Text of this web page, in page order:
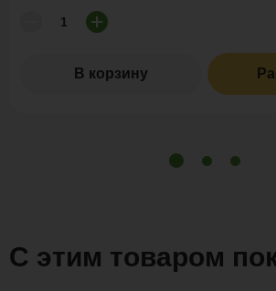
В корзину
С этим товаром